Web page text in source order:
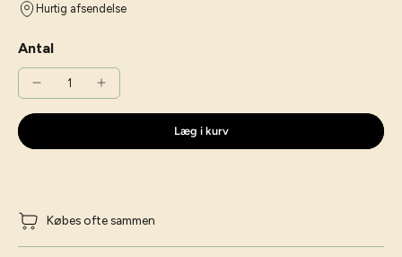
Hurtig afsendelse
Antal
Læg i kurv
Købes ofte sammen